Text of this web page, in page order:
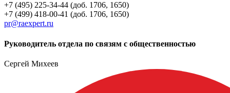
+7 (495) 225-34-44 (доб. 1706, 1650)
+7 (499) 418-00-41 (доб. 1706, 1650)
pr@raexpert.ru
Руководитель отдела по связям с общественностью
Сергей Михеев